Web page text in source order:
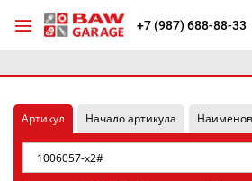
+7 (987) 688-88-33
Артикул Начало артикула